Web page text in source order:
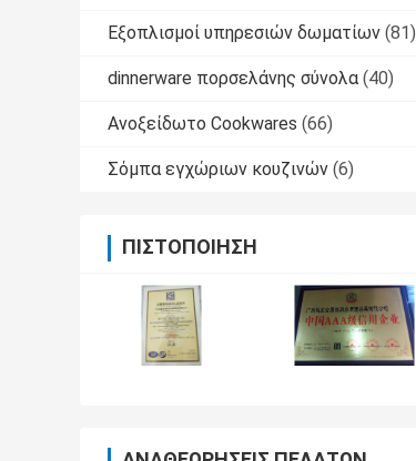
Εξοπλισμοί υπηρεσιών δωματίων (81)
dinnerware πορσελάνης σύνολα (40)
Ανοξείδωτο Cookwares (66)
Σόμπα εγχώριων κουζινών (6)
ΠΙΣΤΟΠΟΊΗΣΗ